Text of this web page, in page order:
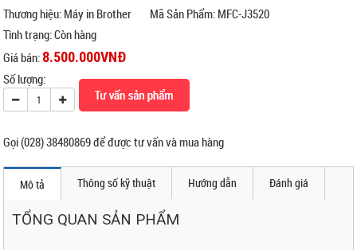
Thương hiệu: Máy in Brother
Mã Sản Phẩm: MFC-J3520
Tình trạng:Còn hàng
Giá bán: 8.500.000VNĐ
Số lượng:
Gọi (028) 38480869 để được tư vấn và mua hàng
Mô tả Thông số kỹ thuật Hướng dẫn Đánh giá
TỔNG QUAN SẢN PHẨM